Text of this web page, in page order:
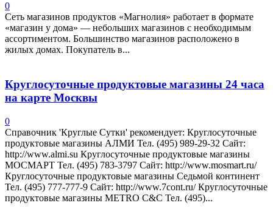
0
Сеть магазинов продуктов «Магнолия» работает в формате
«магазин у дома» — небольших магазинов с необходимым
ассортиментом. Большинство магазинов расположено в
жилых домах. Покупатель в...
Круглосуточные продуктовые магазины 24 часа
на карте Москвы
0
Справочник 'Круглые Сутки' рекомендует: Круглосуточные
продуктовые магазины АЛМИ Тел. (495) 989-29-32 Сайт:
http://www.almi.su Круглосуточные продуктовые магазины
МОСМАРТ Тел. (495) 783-3797 Сайт: http://www.mosmart.ru/
Круглосуточные продуктовые магазины Седьмой континент
Тел. (495) 777-777-9 Сайт: http://www.7cont.ru/ Круглосуточные
продуктовые магазины METRO C&C Тел. (495)...